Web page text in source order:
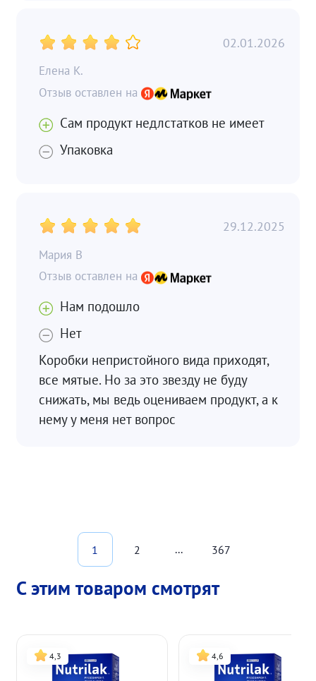
Елена К.
02.01.2026
Сам продукт недлстатков не имеет
Упаковка
Мария В
29.12.2025
Нам подошло
Нет
Коробки непристойного вида приходят,
все мятые. Но за это звезду не буду
снижать, мы ведь оцениваем продукт, а к
нему у меня нет вопрос
1 2 ... 367
С этим товаром смотрят
4,3 4,6